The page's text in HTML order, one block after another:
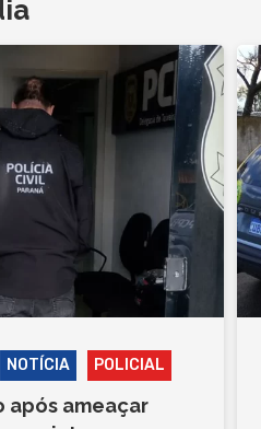
NOTÍCIA POLICIAL
após ameaçar